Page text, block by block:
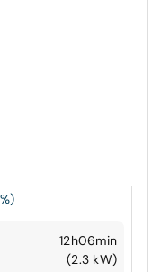
12h06min
(2.3 kW)